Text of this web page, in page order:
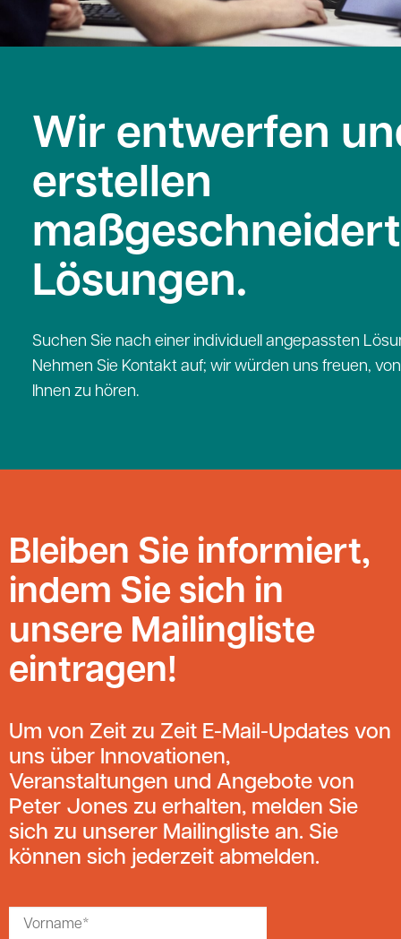
Wir entwerfen
erstellen
Lösungen.
Suchen Sie nach einer individuell angepassten
Nehmen Sie Kontakt auf; wir würden uns freuen, von
Ihnen zu hören.
Bleiben Sie informiert,
indem Sie sich in
unsere Mailingliste
eintragen!
Um von Zeit zu Zeit E-Mail-Updates von
uns über Innovationen,
Veranstaltungen und Angebote von
Peter Jones zu erhalten, melden Sie
sich zu unserer Mailingliste an. Sie
können sich jederzeit abmelden.